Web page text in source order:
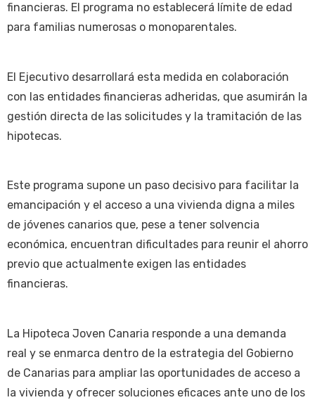
financieras. El programa no establecerá límite de edad
para familias numerosas o monoparentales.
El Ejecutivo desarrollará esta medida en colaboración
con las entidades financieras adheridas, que asumirán la
gestión directa de las solicitudes y la tramitación de las
hipotecas.
Este programa supone un paso decisivo para facilitar la
emancipación y el acceso a una vivienda digna a miles
de jóvenes canarios que, pese a tener solvencia
económica, encuentran dificultades para reunir el ahorro
previo que actualmente exigen las entidades
financieras.
La Hipoteca Joven Canaria responde a una demanda
real y se enmarca dentro de la estrategia del Gobierno
de Canarias para ampliar las oportunidades de acceso a
la vivienda y ofrecer soluciones eficaces ante uno de los